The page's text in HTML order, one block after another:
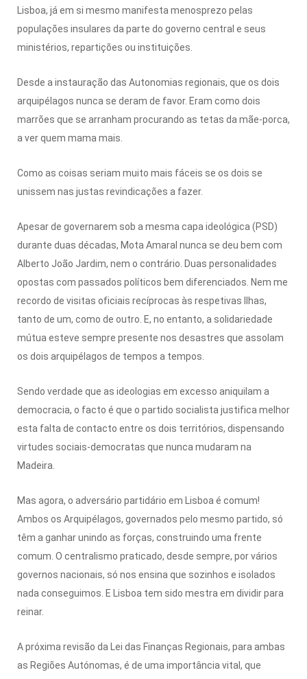
Lisboa, já em si mesmo manifesta menosprezo pelas
populações insulares da parte do governo central e seus
ministérios, repartições ou instituições.
Desde a instauração das Autonomias regionais, que os dois
arquipélagos nunca se deram de favor. Eram como dois
marrões que se arranham procurando as tetas da mãe-porca,
a ver quem mama mais.
Como as coisas seriam muito mais fáceis se os dois se
unissem nas justas revindicações a fazer.
Apesar de governarem sob a mesma capa ideológica (PSD)
durante duas décadas, Mota Amaral nunca se deu bem com
Alberto João Jardim, nem o contrário. Duas personalidades
opostas com passados políticos bem diferenciados. Nem me
recordo de visitas oficiais recíprocas às respetivas Ilhas,
tanto de um, como de outro. E, no entanto, a solidariedade
mútua esteve sempre presente nos desastres que assolam
os dois arquipélagos de tempos a tempos.
Sendo verdade que as ideologias em excesso aniquilam a
democracia, o facto é que o partido socialista justifica melhor
esta falta de contacto entre os dois territórios, dispensando
virtudes sociais-democratas que nunca mudaram na
Madeira.
Mas agora, o adversário partidário em Lisboa é comum!
Ambos os Arquipélagos, governados pelo mesmo partido, só
têm a ganhar unindo as forças, construindo uma frente
comum. O centralismo praticado, desde sempre, por vários
governos nacionais, só nos ensina que sozinhos e isolados
nada conseguimos. E Lisboa tem sido mestra em dividir para
reinar.
A próxima revisão da Lei das Finanças Regionais, para ambas
as Regiões Autónomas, é de uma importância vital, que